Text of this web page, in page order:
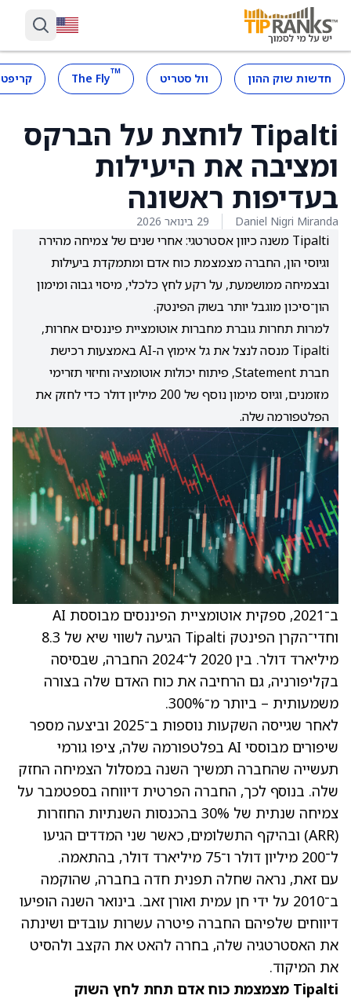
חדשות שוק ההון וול סטריט ™
The Fly
Tipalti לוחצת על הברקס
ומציבה את היעילות
בעדיפות ראשונה
Daniel Nigri Miranda 29 בינואר 2026
Tipalti משנה כיוון אסטרטגי: אחרי שנים של צמיחה מהירה
וגיוסי הון, החברה מצמצמת כוח אדם ומתמקדת ביעילות
ובצמיחה ממושמעת, על רקע לחץ כלכלי, מיסוי גבוה ומימון
הון־סיכון מוגבל יותר בשוק הפינטק.
למרות תחרות גוברת מחברות אוטומציית פיננסים אחרות,
Tipalti מנסה לנצל את גל אימוץ ה-AI באמצעות רכישת
חברת Statement, פיתוח יכולות אוטומציה וחיזוי תזרימי
מזומנים, וגיוס מימון נוסף של 200 מיליון דולר כדי לחזק את
הפלטפורמה שלה.
ב־2021, ספקית אוטומציית הפיננסים מבוססת AI
וחדי־הקרן הפינטק Tipalti הגיעה לשווי שיא של 8.3
מיליארד דולר. בין 2020 ל־2024 החברה, שבסיסה
בקליפורניה, גם הרחיבה את כוח האדם שלה בצורה
משמעותית – ביותר מ־300%.
לאחר שגייסה השקעות נוספות ב־2025 וביצעה מספר
שיפורים מבוססי AI בפלטפורמה שלה, ציפו גורמי
תעשייה שהחברה תמשיך השנה במסלול הצמיחה החזק
שלה. בנוסף לכך, החברה הפרטית דיווחה בספטמבר על
צמיחה שנתית של 30% בהכנסות השנתיות החוזרות
(ARR) ובהיקף התשלומים, כאשר שני המדדים הגיעו
ל־200 מיליון דולר ו־75 מיליארד דולר, בהתאמה.
עם זאת, נראה שחלה תפנית חדה בחברה, שהוקמה
ב־2010 על ידי חן עמית ואורן זאב. בינואר השנה הופיעו
דיווחים שלפיהם החברה פיטרה עשרות עובדים ושינתה
את האסטרטגיה שלה, בחרה להאט את הקצב ולהסיט
את המיקוד.
Tipalti מצמצמת כוח אדם תחת לחץ השוק